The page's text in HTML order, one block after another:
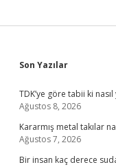
Sidebar
Son Yazılar
TDK’ye göre tabii ki nasıl
Ağustos 8, 2026
Kararmış metal takılar
Ağustos 7, 2026
Bir insan kaç derece